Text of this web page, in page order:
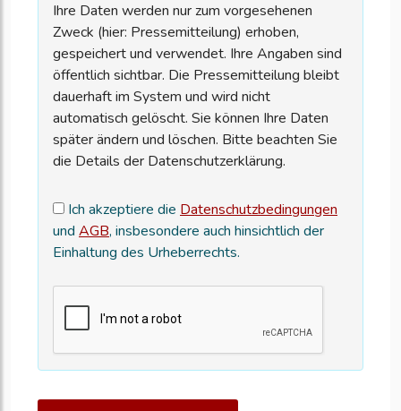
Ihre Daten werden nur zum vorgesehenen
Zweck (hier: Pressemitteilung) erhoben,
gespeichert und verwendet. Ihre Angaben sind
öffentlich sichtbar. Die Pressemitteilung bleibt
dauerhaft im System und wird nicht
automatisch gelöscht. Sie können Ihre Daten
später ändern und löschen. Bitte beachten Sie
die Details der Datenschutzerklärung.
Ich akzeptiere die Datenschutzbedingungen
und AGB, insbesondere auch hinsichtlich der
Einhaltung des Urheberrechts.